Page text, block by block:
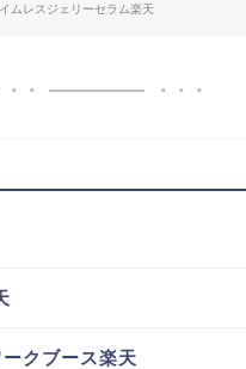
ムレスジェリーセラム楽天
クブース楽天